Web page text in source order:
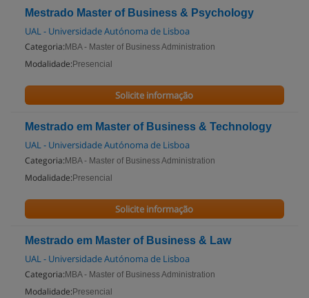
Mestrado Master of Business & Psychology
UAL - Universidade Autónoma de Lisboa
Categoria: MBA - Master of Business Administration
Modalidade: Presencial
Solicite informação
Mestrado em Master of Business & Technology
UAL - Universidade Autónoma de Lisboa
Categoria: MBA - Master of Business Administration
Modalidade: Presencial
Solicite informação
Mestrado em Master of Business & Law
UAL - Universidade Autónoma de Lisboa
Categoria: MBA - Master of Business Administration
Modalidade: Presencial